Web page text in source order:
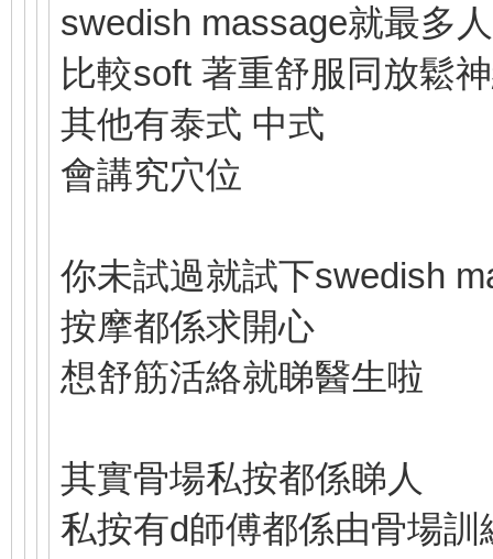
swedish massage就最多
比較soft 著重舒服同放鬆
其他有泰式 中式
會講究穴位
你未試過就試下swedish
按摩都係求開心
想舒筋活絡就睇醫生啦
其實骨場私按都係睇人
私按有d師傅都係由骨場訓